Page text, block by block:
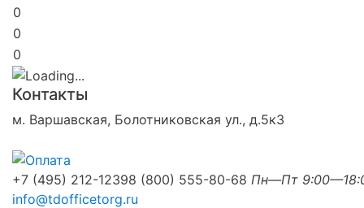
0
0
0
Контакты
м. Варшавская, Болотниковская ул., д.5к3
+7 (495) 212-12398 (800) 555-80-68 Пн—Пт
info@tdofficetorg.ru